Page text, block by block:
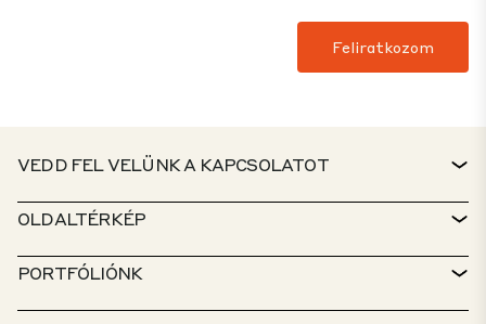
VEDD FEL VELÜNK A KAPCSOLATOT
KAPCSOLAT
ÜGYFÉLSZOLGÁLAT
OLDALTÉRKÉP
INGATLANKERESŐ
FENNTARTHATÓSÁG
PORTFÓLIÓNK